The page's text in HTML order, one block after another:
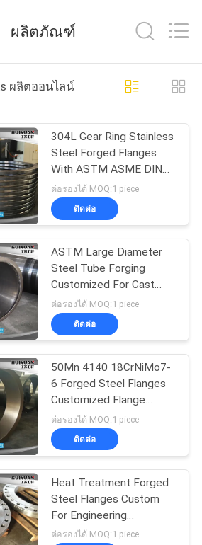
ผลิตภัณฑ์
ผลิตออนไลน์
304L Gear Ring Stainless
Steel Forged Flanges
With ASTM ASME DIN
Standard
ต่อรองได้ MOQ:1 piece
ติดต่อ
ASTM Large Diameter
Steel Tube Forging
Customized For Cast
Gear Ring
ต่อรองได้ MOQ:1 piece
ติดต่อ
50Mn 4140 18CrNiMo7-
6 Forged Steel Flanges
Customized Flange
Forging
ต่อรองได้ MOQ:1 piece
ติดต่อ
Heat Treatment Forged
Steel Flanges Custom
For Engineering
Machinery
ต่อรองได้ MOQ:1 piece